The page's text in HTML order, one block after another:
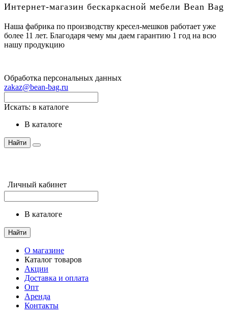
Интернет-магазин бескаркасной мебели Bean Bag
Наша фабрика по производству кресел-мешков работает уже
более 11 лет. Благодаря чему мы даем гарантию 1 год на всю
нашу продукцию
Обработка персональных данных
zakaz@bean-bag.ru
Искать: в каталоге
в каталоге
Найти
Личный кабинет
в каталоге
Найти
О магазине
Каталог товаров
Акции
Доставка и оплата
Опт
Аренда
Контакты